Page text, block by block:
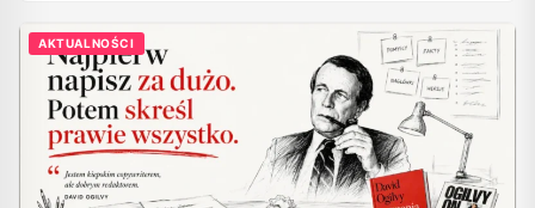
AKTUALNOŚCI